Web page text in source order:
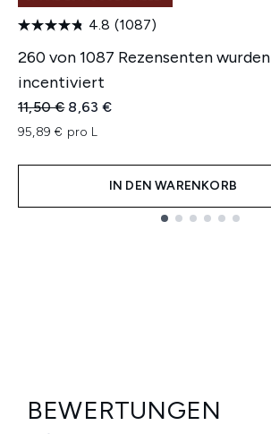
4.8 (1087)
260 von 1087 Rezensenten wurden
incentiviert
Unverbindliche Preisempfehlung:
11,50 € Aktueller Preis:
8,63 €
95,89 € pro L
IN DEN WARENKORB